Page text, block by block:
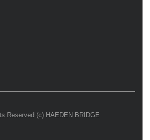
Reserved (c) HAEDEN BRIDGE